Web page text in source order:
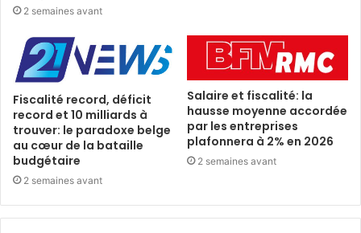
2 semaines avant
Fiscalité record, déficit
record et 10 milliards à
trouver: le paradoxe belge
au cœur de la bataille
budgétaire
2 semaines avant
Salaire et fiscalité: la
hausse moyenne accordée
par les entreprises
plafonnera à 2% en 2026
2 semaines avant